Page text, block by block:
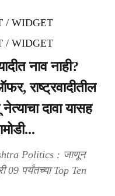
/ WIDGET
/ WIDGET
नाव नाही?
राष्ट्रवादीतील
दावा यासह
Politics : जाणून
पर्यंतच्या Top Ten